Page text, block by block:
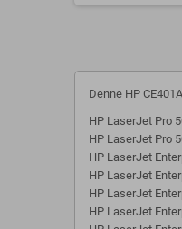
Denne HP
HP LaserJet Pro
HP LaserJet Pro
HP LaserJet
HP LaserJet
HP LaserJet
HP LaserJet